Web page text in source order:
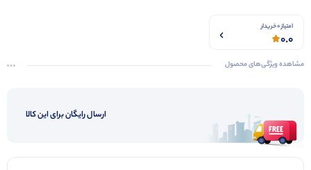
امتیاز 0 خریدار
0.0
مشاهده ویژگی‌های محصول
ارسال رایگان برای این کالا